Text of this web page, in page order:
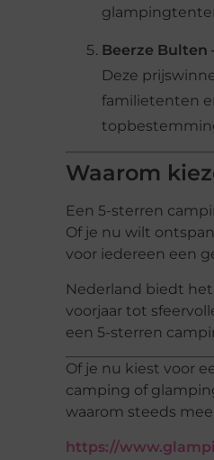
Beerze Bulten
Deze
familietenten
Waarom
Een 5-sterren
Of je nu wilt
voor iedereen een
Nederland biedt
voorjaar tot
een 5-sterren
Of je nu kiest voor
camping of
waarom steeds
https://